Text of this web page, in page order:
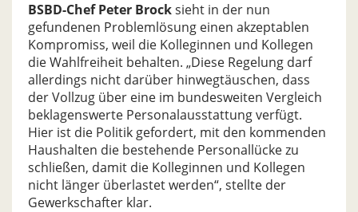
BSBD-Chef Peter Brocksieht in der nun
gefundenen Problemlösung einen akzeptablen
Kompromiss, weil die Kolleginnen und Kollegen
die Wahlfreiheit behalten. „Diese Regelung darf
allerdings nicht darüber hinwegtäuschen, dass
der Vollzug über eine im bundesweiten Vergleich
beklagenswerte Personalausstattung verfügt.
Hier ist die Politik gefordert, mit den kommenden
Haushalten die bestehende Personallücke zu
schließen, damit die Kolleginnen und Kollegen
nicht länger überlastet werden“, stellte der
Gewerkschafter klar.